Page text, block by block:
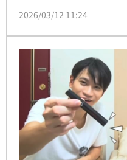
議焦點。陳文茜罹患第
若英的對話，主題為「
2026/03/12 11:24